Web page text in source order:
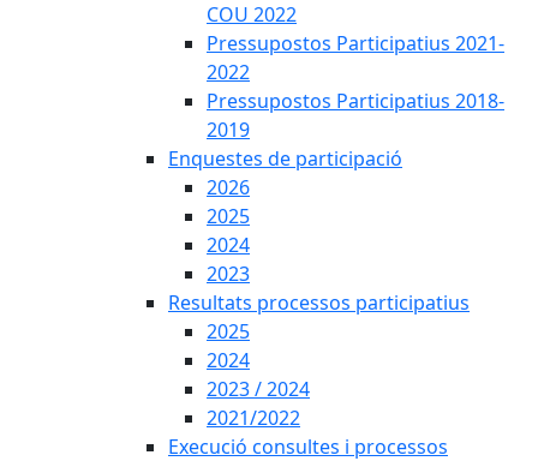
COU 2022
Pressupostos Participatius 2021-
2022
Pressupostos Participatius 2018-
2019
Enquestes de participació
2026
2025
2024
2023
Resultats processos participatius
2025
2024
2023 / 2024
2021/2022
Execució consultes i processos